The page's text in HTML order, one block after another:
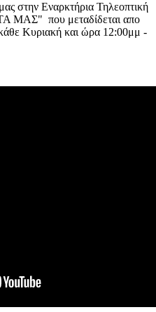
στην Εναρκτήρια Τηλεοπτική
που μεταδίδεται απο
Κυριακή και ώρα 12:00μμ -